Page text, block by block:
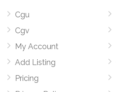
Cgu
Cgv
My Account
Add Listing
Pricing